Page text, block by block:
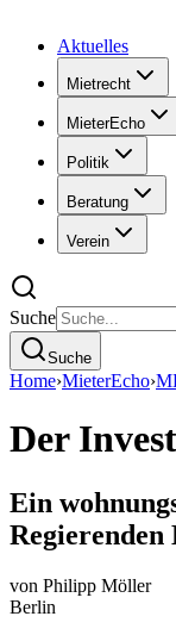
Aktuelles
Mietrecht
MieterEcho
Politik
Beratung
Verein
Suche
Suche
Home›MieterEcho›
Der
Ein
von Philipp Möller
Berlin